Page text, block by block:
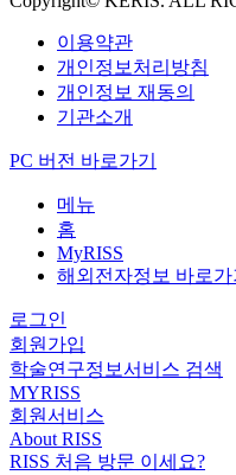
이용약관
개인정보처리방침
개인정보 재동의
기관소개
PC 버전 바로가기
메뉴
홈
MyRISS
해외전자정보 바로가
로그인
회원가입
학술연구정보서비스 검색
MYRISS
회원서비스
About RISS
RISS 처음 방문 이세요?